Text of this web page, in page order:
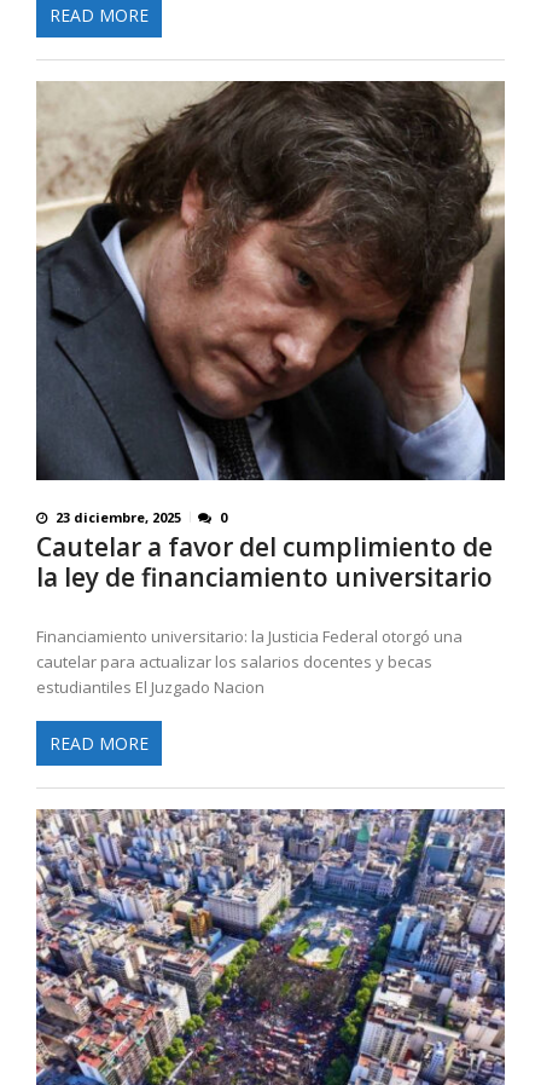
READ MORE
23 diciembre, 2025 0
Cautelar a favor del cumplimiento de
la ley de financiamiento universitario
Financiamiento universitario: la Justicia Federal otorgó una
cautelar para actualizar los salarios docentes y becas
estudiantiles El Juzgado Nacion
READ MORE